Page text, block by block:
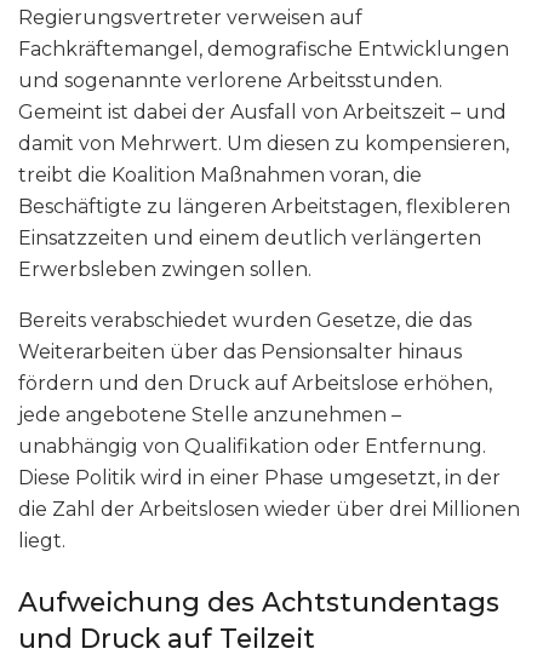
Regierungsvertreter verweisen auf
Fachkräftemangel, demografische Entwicklungen
und sogenannte verlorene Arbeitsstunden.
Gemeint ist dabei der Ausfall von Arbeitszeit – und
damit von Mehrwert. Um diesen zu kompensieren,
treibt die Koalition Maßnahmen voran, die
Beschäftigte zu längeren Arbeitstagen, flexibleren
Einsatzzeiten und einem deutlich verlängerten
Erwerbsleben zwingen sollen.
Bereits verabschiedet wurden Gesetze, die das
Weiterarbeiten über das Pensionsalter hinaus
fördern und den Druck auf Arbeitslose erhöhen,
jede angebotene Stelle anzunehmen –
unabhängig von Qualifikation oder Entfernung.
Diese Politik wird in einer Phase umgesetzt, in der
die Zahl der Arbeitslosen wieder über drei Millionen
liegt.
Aufweichung des Achtstundentags
und Druck auf Teilzeit